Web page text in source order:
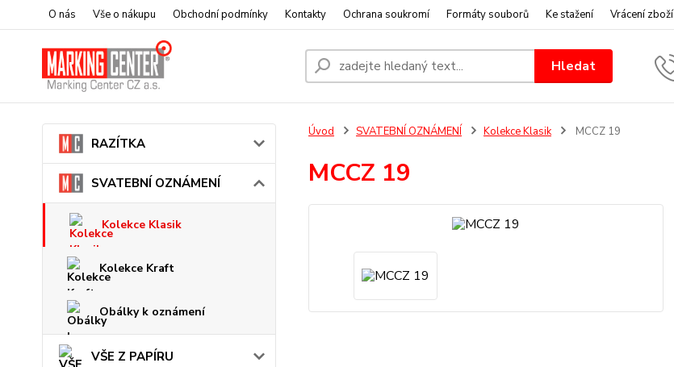
O nás Vše o nákupu Obchodní podmínky Kontakty Ochrana soukromí Formáty souborů Ke stažení Vrácení zboží
Hledat
RAZÍTKA
SVATEBNÍ OZNÁMENÍ
Kolekce Klasik
Kolekce Kraft
Obálky k oznámení
VŠE Z PAPÍRU
Úvod SVATEBNÍ OZNÁMENÍ Kolekce Klasik MCCZ 19
MCCZ 19